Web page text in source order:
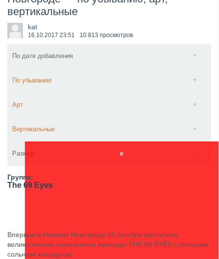
​Anthrax выпустили новый сингл и клип «Everybod...
вертикальные
kat
16.10.2017 23:51 10 813 просмотров
По дате добавления
По убыванию
Арт
Вертикальные
Размер x
Группа:
The 69 Eyes
Впервые в Нижнем Новгороде 15 октября выступили
великолепные хельсинские вампиры THE 69 EYES с большим
сольным концертом